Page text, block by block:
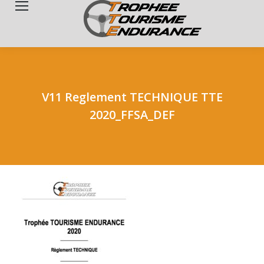
V11 Reglement TECHNIQUE TTE
2020_FFSA_DEF